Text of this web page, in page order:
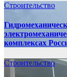
Строительство
комплексах
Строительство